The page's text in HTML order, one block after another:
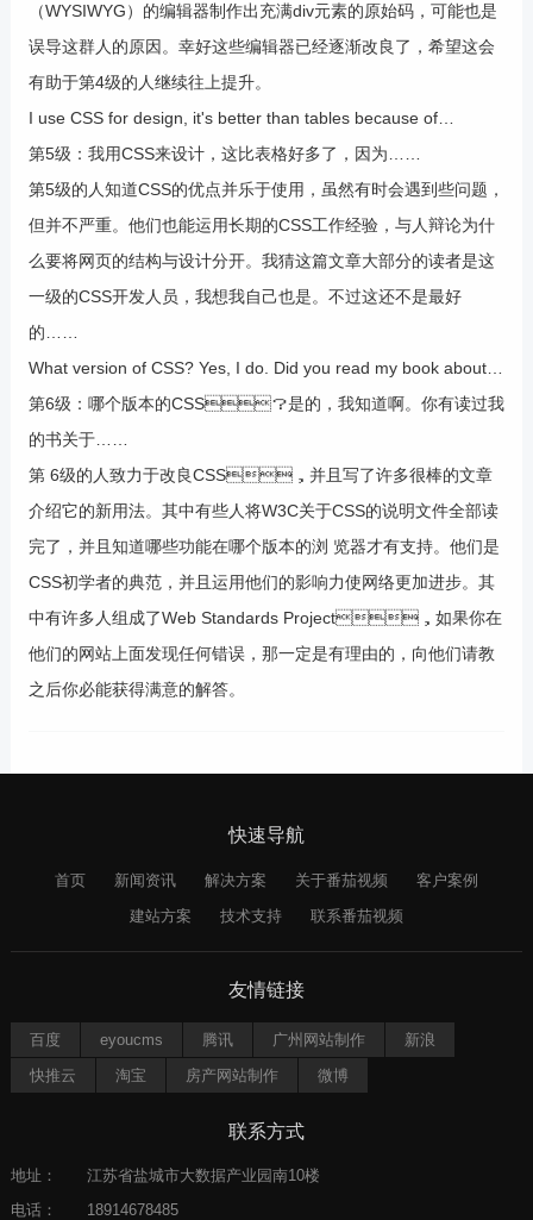
（WYSIWYG）的编辑器制作出充满div元素的原始码，可能也是
误导这群人的原因。幸好这些编辑器已经逐渐改良了，希望这会
有助于第4级的人继续往上提升。
I use CSS for design, it's better than tables because of…
第5级：我用CSS来设计，这比表格好多了，因为……
第5级的人知道CSS的优点并乐于使用，虽然有时会遇到些问题，
但并不严重。他们也能运用长期的CSS工作经验，与人辩论为什
么要将网页的结构与设计分开。我猜这篇文章大部分的读者是这
一级的CSS开发人员，我想我自己也是。不过这还不是最好
的……
What version of CSS? Yes, I do. Did you read my book about…
第6级：哪个版本的CSS？是的，我知道啊。你有读过我
的书关于……
第 6级的人致力于改良CSS，并且写了许多很棒的文章
介绍它的新用法。其中有些人将W3C关于CSS的说明文件全部读
完了，并且知道哪些功能在哪个版本的浏 览器才有支持。他们是
CSS初学者的典范，并且运用他们的影响力使网络更加进步。其
中有许多人组成了Web Standards Project，如果你在
他们的网站上面发现任何错误，那一定是有理由的，向他们请教
之后你必能获得满意的解答。
快速导航
首页 新闻资讯 解决方案 关于番茄视频
客户案例
建站方案
技术支持 联系番茄视频
友情链接
百度 eyoucms 腾讯 广州网站制作
新浪
快推云
淘宝 房产网站制作 微博
联系方式
地址：
江苏省盐城市大数据产业园南10楼
电话：
18914678485